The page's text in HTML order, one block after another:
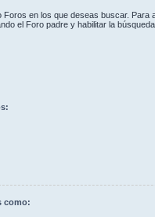
Foros en los que deseas buscar. Para
el Foro padre y habilitar la
como: